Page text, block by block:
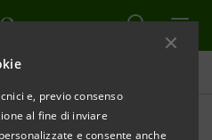
e, previo consenso
al fine di inviare
e consente anche